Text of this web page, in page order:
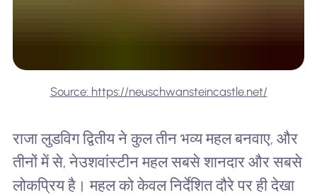
Source: https://neuschwansteincastle.net/
राजा लुडविग द्वितीय ने कुल तीन भव्य महल बनवाए, और
तीनों में से, नेउशवांस्टीन महल सबसे शानदार और सबसे
लोकप्रिय है। महल को केवल निर्देशित दौरे पर ही देखा